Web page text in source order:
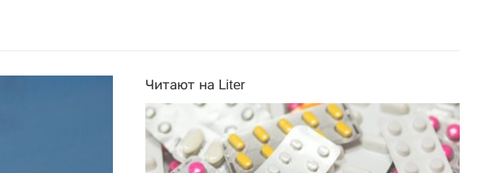
Читают на Liter